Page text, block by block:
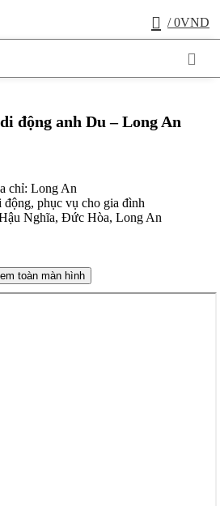
/ 0VND
động anh Du – Long An
chỉ: Long An
phục vụ cho gia đình
Nghĩa, Đức Hòa, Long An
toàn màn hình